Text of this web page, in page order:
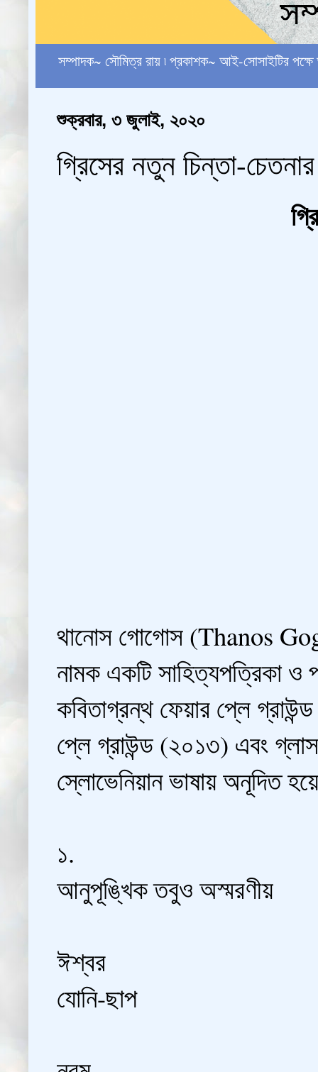
সম্পাদক~ সৌমিত্র রায় ৷ প্রকাশক~ আই-সোসাইটির
শুক্রবার, ৩ জুলাই, ২০২০
গ্রিসের নতুন চিন্তা-
থানোস গোগোস (Thanos
নামক একটি সাহিত্যপত্রিকা ও
কবিতাগ্রন্থ ফেয়ার প্লে
প্লে গ্রাউন্ড (২০১৩) এবং
স্লোভেনিয়ান ভাষায় অনূদিত
১.
আনুপূঙ্খিক তবুও অস্মরণীয়
ঈশ্বর
যোনি-ছাপ